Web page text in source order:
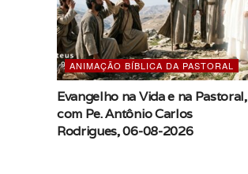
ANIMAÇÃO BÍBLICA DA PASTORAL
Evangelho na Vida e na Pastoral,
com Pe. Antônio Carlos
Rodrigues, 06-08-2026